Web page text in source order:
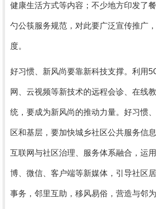
健康生活方式等内容；不少地方印发了
勺公筷服务规范，对此要广泛宣传推广
度。
好习惯、新风尚要靠新科技支撑。利用
网、云视频等新技术的远程会诊、在线
统，要成为新风尚的推动力量。好习惯
区和基层，要加快城乡社区公共服务信
互联网与社区治理、服务体系融合，运
博、微信、客户端等新媒体，引导社区
事务，邻里互助，移风易俗，营造与邻